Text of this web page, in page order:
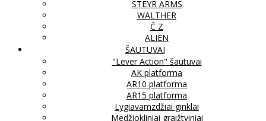
STEYR ARMS
WALTHER
Č Z
ALIEN
ŠAUTUVAI
"Lever Action" šautuvai
AK platforma
AR10 platforma
AR15 platforma
Lygiavamzdžiai ginklai
Medžiokliniai graižtviniai